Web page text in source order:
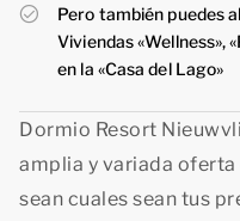
Pero también puedes
Viviendas «Wellness»,
en la «Casa del Lago»
Dormio Resort
amplia y variada oferta
sean cuales sean tus